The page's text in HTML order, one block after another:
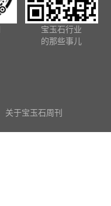
宝玉石行业
的那些事儿
关于宝玉石周刊